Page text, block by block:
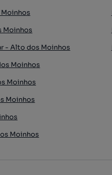
Moinhos
- Alto dos Moinhos
Moinhos
Moinhos
Moinhos
Moinhos